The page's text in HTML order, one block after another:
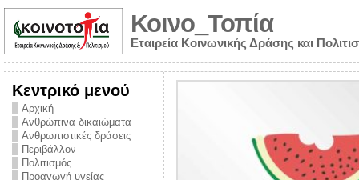
Κοινο_Τοπία
Εταιρεία Κοινωνικής Δράσης και
Κεντρικό μενού
Αρχική
Ανθρώπινα δικαιώματα
Ανθρωπιστικές δράσεις
Περιβάλλον
Πολιτισμός
Προαγωγή υγείας